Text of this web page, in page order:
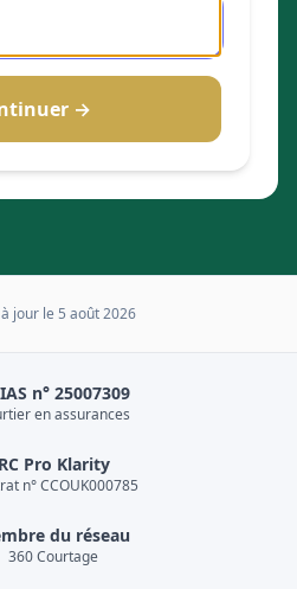
→
jour le 5 août 2026
n° 25007309
en assurances
RC Pro Klarity
n° CCOUK000785
du réseau
360 Courtage